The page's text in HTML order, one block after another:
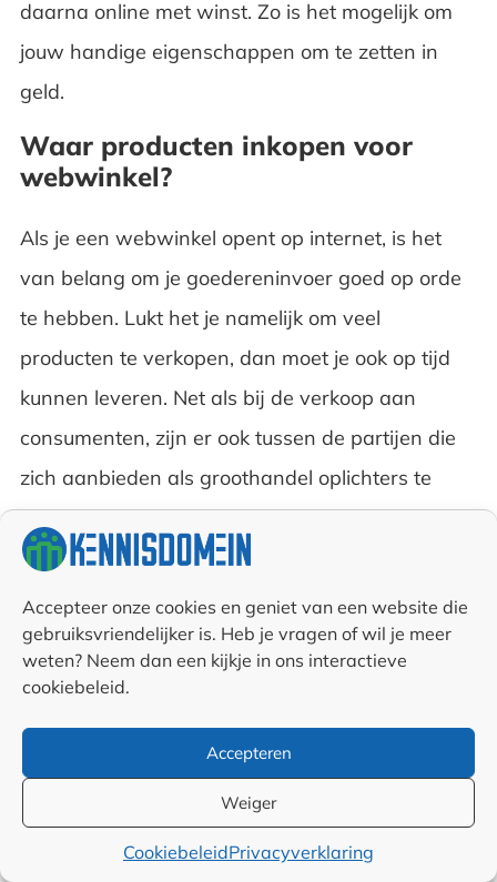
Accepteer onze cookies en geniet van een website die
gebruiksvriendelijker is. Heb je vragen of wil je meer
weten? Neem dan een kijkje in ons interactieve
cookiebeleid.
Accepteren
Weiger
CookiebeleidPrivacyverklaring
daarna online met winst. Zo is het mogelijk om
jouw handige eigenschappen om te zetten in
geld.
Waar producten inkopen voor
webwinkel?
Als je een webwinkel opent op internet, is het
van belang om je goedereninvoer goed op orde
te hebben. Lukt het je namelijk om veel
producten te verkopen, dan moet je ook op tijd
kunnen leveren. Net als bij de verkoop aan
consumenten, zijn er ook tussen de partijen die
zich aanbieden als groothandel oplichters te
vinden. Je herkent ze vaak aan het ‘gemak’
waarmee ze met jou in zee gaan. Ze hoeven
maar weinig van je te weten. Stellen geen
vragen over kredietwaardigheid en vragen niet
naar je Kvk-nummer of je adres. Zolang je maar
bestelt. Zoek je naar meer zekerheid, bezoek dan
serieuze vakbeurzen waar echte mensen staan.